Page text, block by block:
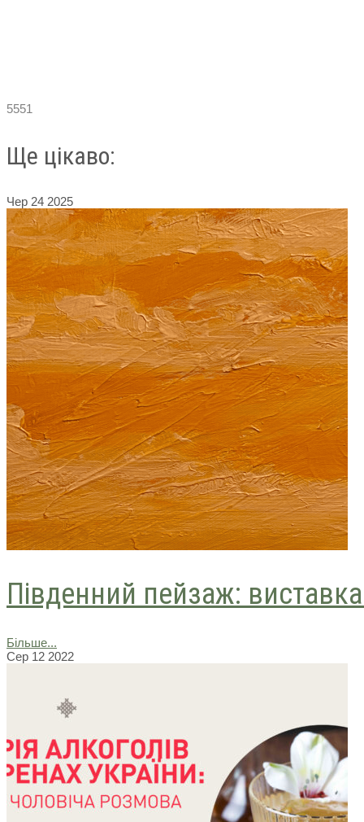
5551
Ще цікаво:
Чер 24 2025
Південний пейзаж:
Більше...
Сер 12 2022